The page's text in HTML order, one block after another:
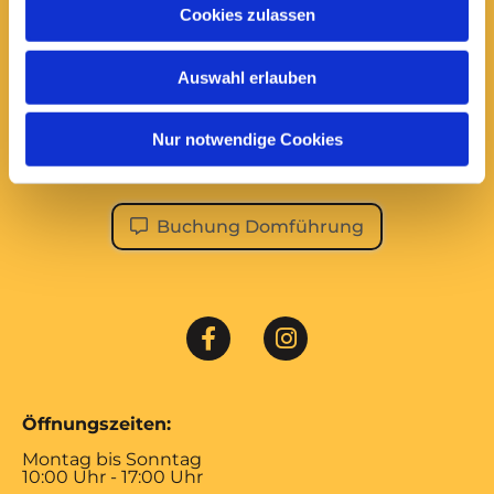
Cookies zulassen
Auswahl erlauben
Nur notwendige Cookies
Domführungen:
Montag bis Samstag
ÖFFENTLICHE DOMFÜHRUNG
Im Januar und Februar sowie an Feiertagen finden
keine öffentlichen Führungen statt!
Buchung Domführung
Öffnungszeiten:
Montag bis Sonntag
10:00 Uhr - 17:00 Uhr